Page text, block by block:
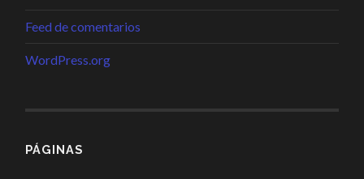
Feed de comentarios
WordPress.org
PÁGINAS